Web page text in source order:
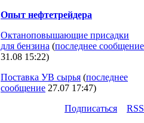
Опыт нефтетрейдера
Октаноповышающие присадки
для бензина (последнее сообщение
31.08 15:22)
Поставка УВ сырья (последнее
сообщение 27.07 17:47)
Подпиcаться
RSS